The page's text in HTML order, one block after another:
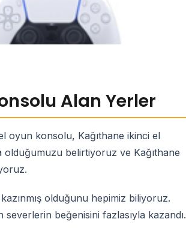
Alan Yerler
oyun konsolu, Kağıthane ikinci el
olduğumuzu belirtiyoruz ve Kağıthane
olduğunu hepimiz biliyoruz.
severlerin beğenisini fazlasıyla kazandı.